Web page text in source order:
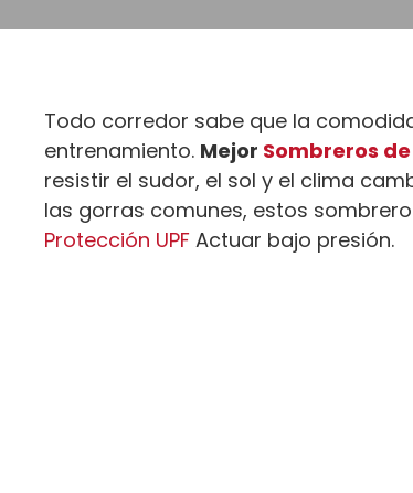
Todo corredor sabe que la
entrenamiento. Mejor Sombreros
resistir el sudor, el sol y el clima
las gorras comunes, estos
Protección UPF Actuar bajo presión.